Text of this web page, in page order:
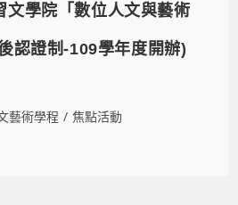
文學院「數位人文與藝術
認證制-109學年度開辦)
藝術學程 / 焦點活動